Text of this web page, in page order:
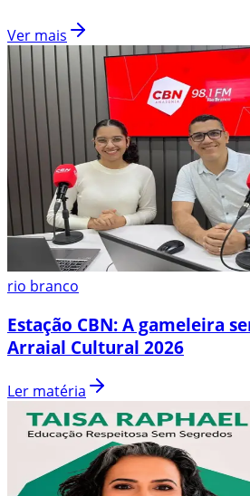
Ver mais
rio branco
Estação CBN: A gameleira
Arraial Cultural 2026
Ler matéria